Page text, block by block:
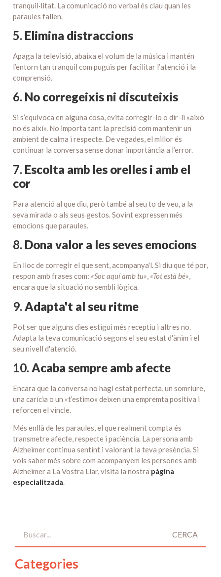
tranquil·litat. La comunicació no verbal és clau quan les
paraules fallen.
5. Elimina distraccions
Apaga la televisió, abaixa el volum de la música i mantén
l’entorn tan tranquil com puguis per facilitar l’atenció i la
comprensió.
6. No corregeixis ni discuteixis
Si s’equivoca en alguna cosa, evita corregir-lo o dir-li «això
no és així». No importa tant la precisió com mantenir un
ambient de calma i respecte. De vegades, el millor és
continuar la conversa sense donar importància a l’error.
7. Escolta amb les orelles i amb el
cor
Para atenció al que diu, però també al seu to de veu, a la
seva mirada o als seus gestos. Sovint expressen més
emocions que paraules.
8. Dona valor a les seves emocions
En lloc de corregir el que sent, acompanya'l. Si diu que té por,
respon amb frases com: «Soc aquí amb tu», «Tot està bé»,
encara que la situació no sembli lògica.
9. Adapta't al seu ritme
Pot ser que alguns dies estigui més receptiu i altres no.
Adapta la teva comunicació segons el seu estat d'ànim i el
seu nivell d'atenció.
10. Acaba sempre amb afecte
Encara que la conversa no hagi estat perfecta, un somriure,
una carícia o un «t’estimo» deixen una empremta positiva i
reforcen el vincle.
Més enllà de les paraules, el que realment compta és
transmetre afecte, respecte i paciència. La persona amb
Alzheimer continua sentint i valorant la teva presència. Si
vols saber més sobre com acompanyem les persones amb
Alzheimer a La Vostra Llar, visita la nostra pàgina
especialitzada.
CERCA
Categories